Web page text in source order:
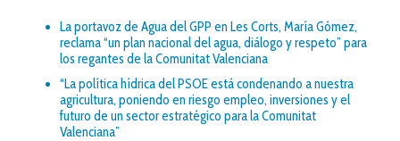
La portavoz de Agua del GPP en Les Corts, María Gómez,
reclama “un plan nacional del agua, diálogo y respeto” para
los regantes de la Comunitat Valenciana
“La política hídrica del PSOE está condenando a nuestra
agricultura, poniendo en riesgo empleo, inversiones y el
futuro de un sector estratégico para la Comunitat
Valenciana”